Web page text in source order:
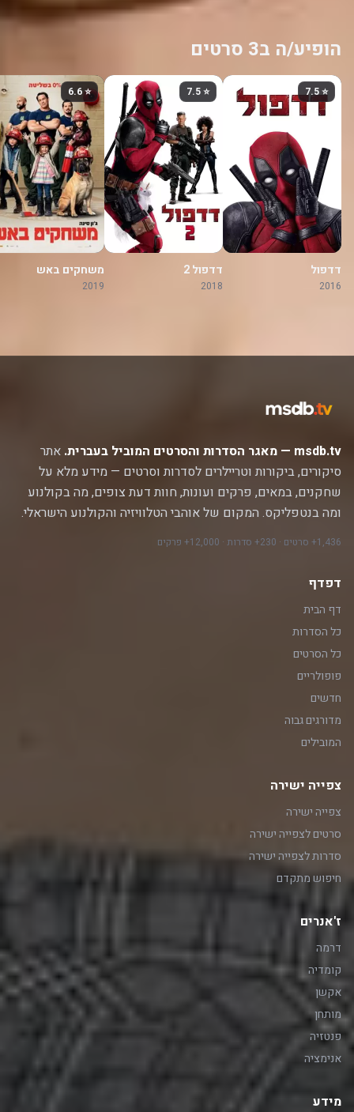
הופיע/ה ב3 סרטים
⭐ 7.5
דדפול
2016
⭐ 7.5
דדפול 2
2018
⭐ 6.6
משחקים באש
2019
msdb.tv — מאגר הסדרות והסרטים המוביל בעברית.
אתר
סיקורים, ביקורות וטריילרים לסדרות וסרטים — מידע מלא על
שחקנים, במאים, פרקים ועונות, חוות דעת צופים, מה בקולנוע
ומה בנטפליקס. המקום של אוהבי הטלוויזיה והקולנוע הישראלי.
1,436+ סרטים · 230+ סדרות · 12,000+ פרקים
דפדף
דף הבית
כל הסדרות
כל הסרטים
פופולריים
חדשים
מדורגים גבוה
המובילים
צפייה ישירה
צפייה ישירה
סרטים לצפייה ישירה
סדרות לצפייה ישירה
חיפוש מתקדם
ז'אנרים
דרמה
קומדיה
אקשן
מותחן
פנטזיה
אנימציה
מידע